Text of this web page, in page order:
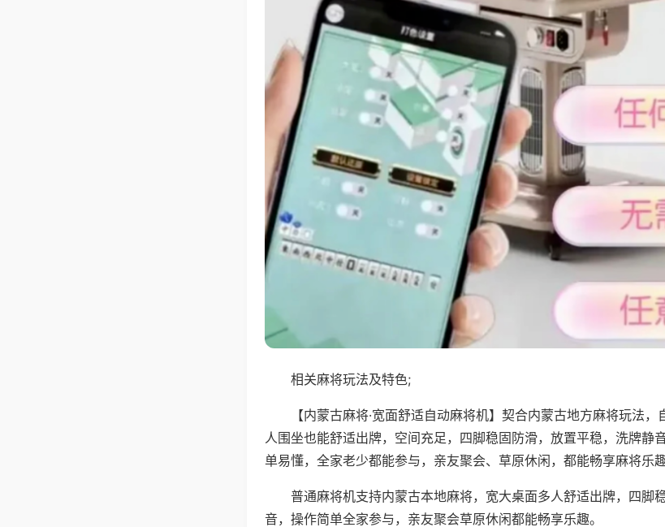
相关麻将玩法及特色;
【内蒙古麻将·宽面舒适自动麻将机】契合内蒙古地方麻将玩法
人围坐也能舒适出牌，空间充足，四脚稳固防滑，放置平稳，洗牌静
单易懂，全家老少都能参与，亲友聚会、草原休闲，都能畅享麻将乐趣
普通麻将机支持内蒙古本地麻将，宽大桌面多人舒适出牌，四脚
音，操作简单全家参与，亲友聚会草原休闲都能畅享乐趣。